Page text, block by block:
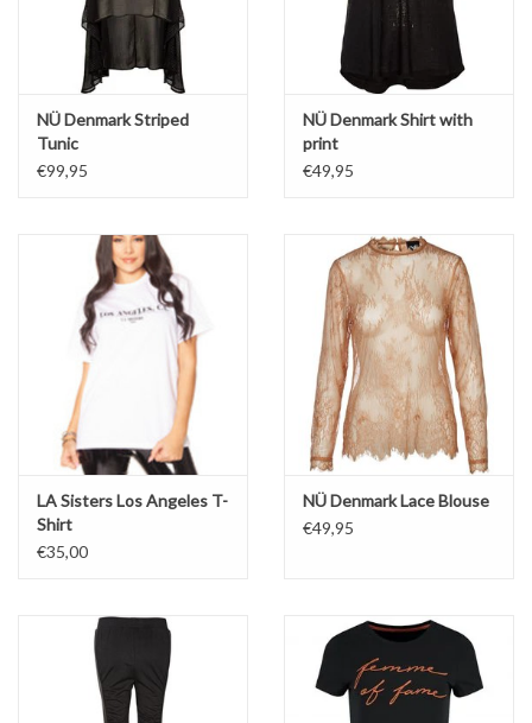
NÜ Denmark Striped
Tunic
€99,95
NÜ Denmark Shirt with
print
€49,95
LA Sisters Los Angeles T-
Shirt
€35,00
NÜ Denmark Lace Blouse
€49,95